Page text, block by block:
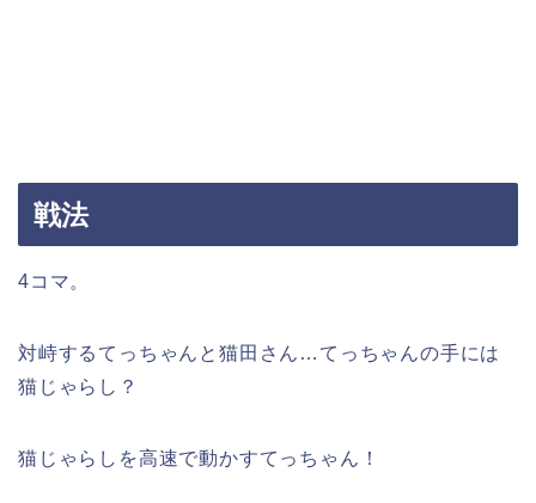
戦法
4コマ。
対峙するてっちゃんと猫田さん…てっちゃんの手には
猫じゃらし？
猫じゃらしを高速で動かすてっちゃん！